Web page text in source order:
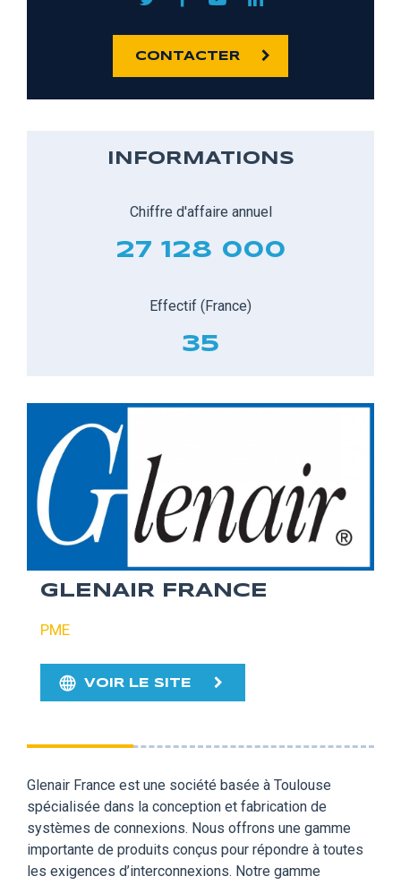
CONTACTER
INFORMATIONS
Chiffre d'affaire annuel
27 128 000
Effectif (France)
35
GLENAIR FRANCE
PME
VOIR LE SITE
Glenair France est une société basée à Toulouse
spécialisée dans la conception et fabrication de
systèmes de connexions. Nous offrons une gamme
importante de produits conçus pour répondre à toutes
les exigences d’interconnexions. Notre gamme